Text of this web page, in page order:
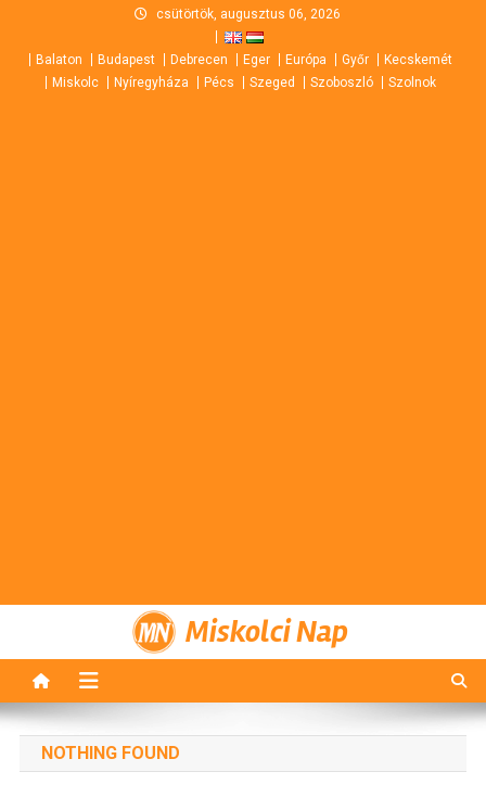
content
csütörtök, augusztus 06, 2026
Balaton Budapest Debrecen Eger Európa Győr
Kecskemét
Miskolc
Nyíregyháza Pécs Szeged Szoboszló Szolnok
Miskolci Nap
NOTHING FOUND